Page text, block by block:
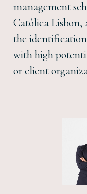
management
Católica Lisbon,
the
with high
or client